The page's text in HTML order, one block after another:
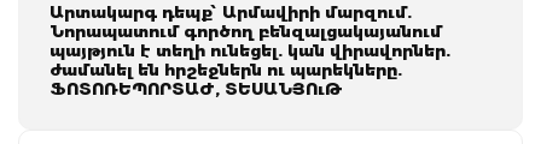
Արտակարգ դեպք՝ Արմավիրի մարզում.
Նորապատում գործող բենզալցակայանում
պայթյուն է տեղի ունեցել. կան վիրավորներ.
ժամանել են հրշեջներն ու պարեկները.
ՖՈՏՈՌԵՊՈՐՏԱԺ, ՏԵՍԱՆՅՈւԹ